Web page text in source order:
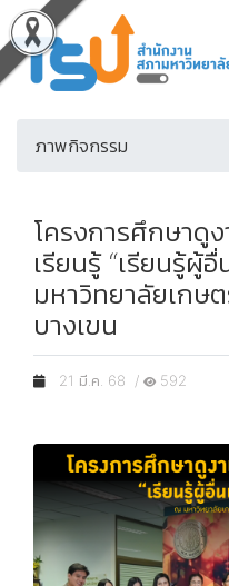
ภาพกิจกรรม
โครงการศึกษาดู
เรียนรู้ “เรียนรู้
มหาวิทยาลัยเกษ
บางเขน
21 มี.ค. 68 / 592